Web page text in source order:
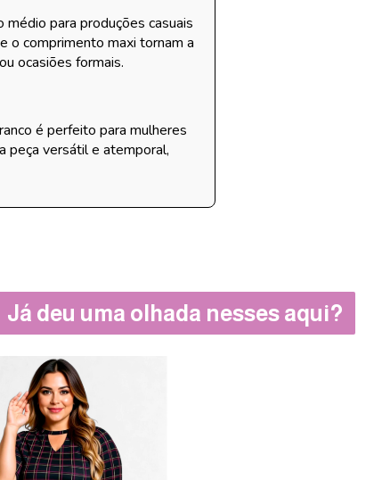
para produções casuais
o comprimento maxi tornam a
ocasiões formais.
é perfeito para mulheres
peça versátil e atemporal,
Já deu uma olhada nesses aqui?